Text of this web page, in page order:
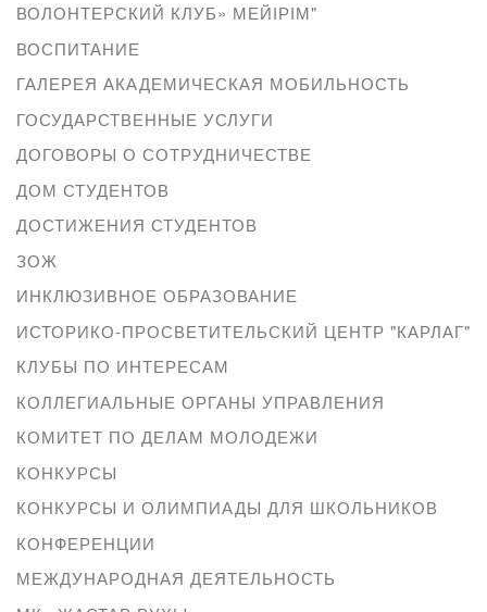
ВОЛОНТЕРСКИЙ КЛУБ» МЕЙІРІМ"
ВОСПИТАНИЕ
ГАЛЕРЕЯ АКАДЕМИЧЕСКАЯ МОБИЛЬНОСТЬ
ГОСУДАРСТВЕННЫЕ УСЛУГИ
ДОГОВОРЫ О СОТРУДНИЧЕСТВЕ
ДОМ СТУДЕНТОВ
ДОСТИЖЕНИЯ СТУДЕНТОВ
ЗОЖ
ИНКЛЮЗИВНОЕ ОБРАЗОВАНИЕ
ИСТОРИКО-ПРОСВЕТИТЕЛЬСКИЙ ЦЕНТР "КАРЛАГ"
КЛУБЫ ПО ИНТЕРЕСАМ
КОЛЛЕГИАЛЬНЫЕ ОРГАНЫ УПРАВЛЕНИЯ
КОМИТЕТ ПО ДЕЛАМ МОЛОДЕЖИ
КОНКУРСЫ
КОНКУРСЫ И ОЛИМПИАДЫ ДЛЯ ШКОЛЬНИКОВ
КОНФЕРЕНЦИИ
МЕЖДУНАРОДНАЯ ДЕЯТЕЛЬНОСТЬ